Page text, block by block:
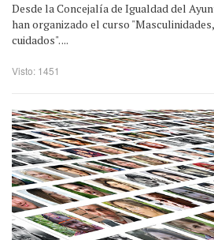
Desde la Concejalía de Igualdad del
han organizado el curso
cuidados". ...
Visto: 1451